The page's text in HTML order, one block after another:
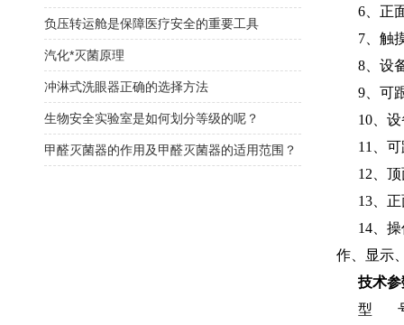
6、正面
7、触摸
8、设备
9、可跟
10、设
11、可
12、顶
13、正
14、操
作、显示
技术参
型 号
负压转运舱是保障医疗安全的重要工具
汽化*灭菌原理
冲淋式洗眼器正确的选择方法
生物安全实验室是如何划分等级的呢？
甲醛灭菌器的作用及甲醛灭菌器的适用范围？